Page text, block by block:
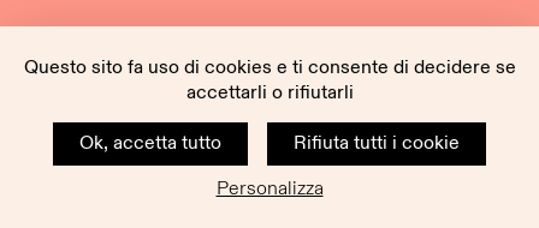
Questo sito fa uso di cookies e ti consente di decidere se
accettarli o rifiutarli
Ok, accetta tutto
Rifiuta tutti i cookie
Personalizza